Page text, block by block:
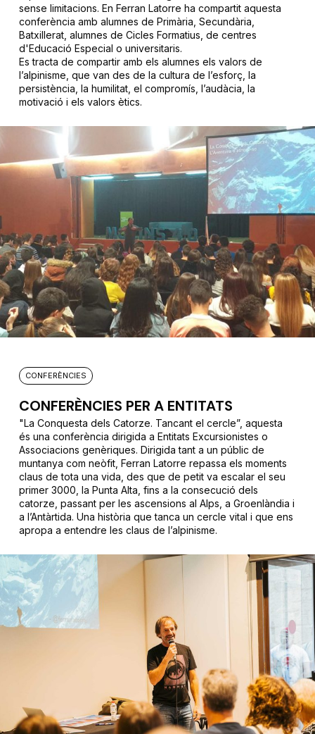
sense limitacions. En Ferran Latorre ha compartit aquesta
conferència amb alumnes de Primària, Secundària,
Batxillerat, alumnes de Cicles Formatius, de centres
d'Educació Especial o universitaris.
Es tracta de compartir amb els alumnes els valors de
l’alpinisme, que van des de la cultura de l’esforç, la
persistència, la humilitat, el compromís, l’audàcia, la
motivació i els valors ètics.
CONFERÈNCIES
CONFERÈNCIES PER A ENTITATS
"La Conquesta dels Catorze. Tancant el cercle”, aquesta
és una conferència dirigida a Entitats Excursionistes o
Associacions genèriques. Dirigida tant a un públic de
muntanya com neòfit, Ferran Latorre repassa els moments
claus de tota una vida, des que de petit va escalar el seu
primer 3000, la Punta Alta, fins a la consecució dels
catorze, passant per les ascensions al Alps, a Groenlàndia i
a l’Antàrtida. Una història que tanca un cercle vital i que ens
apropa a entendre les claus de l’alpinisme.